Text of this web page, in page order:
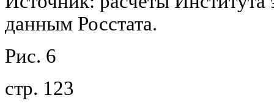
данным Росстата.
Рис. 6
стр. 123